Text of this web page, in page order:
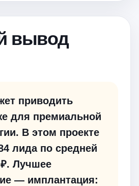
вывод
приводить
для премиальной
В этом проекте
лида по средней
₽. Лучшее
— имплантация: